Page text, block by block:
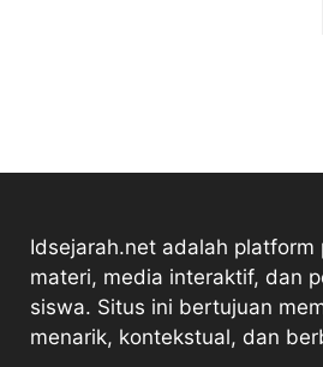
Idsejarah.net adalah
materi, media interaktif, dan
siswa. Situs ini bertujuan
menarik, kontekstual, dan